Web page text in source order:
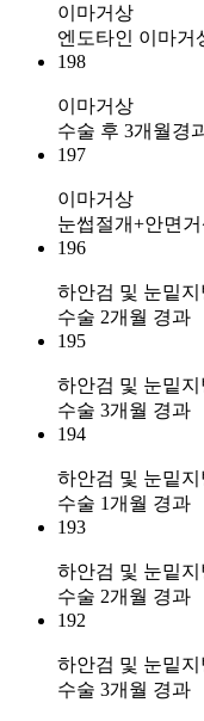
이마거상
엔도타인 이마거
198
이마거상
수술 후 3개월경
197
이마거상
눈썹절개+안면
196
하안검 및 눈밑지
수술 2개월 경과
195
하안검 및 눈밑지
수술 3개월 경과
194
하안검 및 눈밑지
수술 1개월 경과
193
하안검 및 눈밑지
수술 2개월 경과
192
하안검 및 눈밑지
수술 3개월 경과